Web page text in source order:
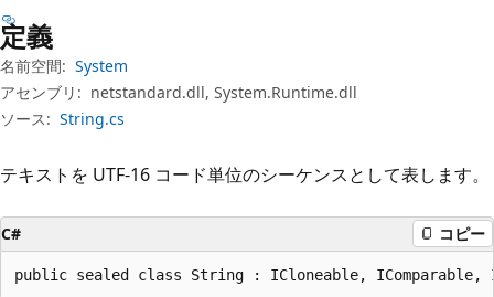
定義
名前空間: System
アセンブリ: netstandard.dll, System.Runtime.dll
ソース: String.cs
テキストを UTF-16 コード単位のシーケンスとして表します。
C# コピー
public sealed class String : ICloneable, IComparable,